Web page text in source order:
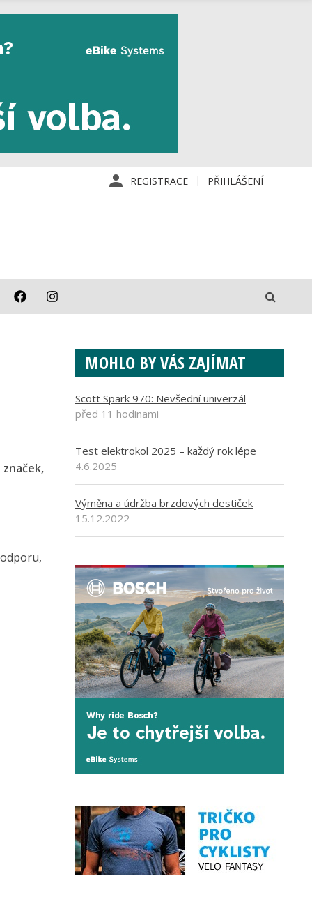
REGISTRACE PŘIHLÁŠENÍ
MOHLO BY VÁS ZAJÍMAT
Scott Spark 970: Nevšední univerzál
před 11 hodinami
Test elektrokol 2025 – každý rok lépe
4.6.2025
Výměna a údržba brzdových destiček
15.12.2022